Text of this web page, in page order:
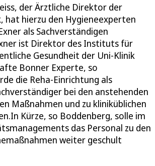
der Ärztliche Direktor der
hat hierzu den Hygieneexperten
als Sachverständigen
ist Direktor des Instituts für
Gesundheit der Uni-Klinik
Bonner Experte, so
die Reha-Einrichtung als
bei den anstehenden
Maßnahmen und zu kliniküblichen
Kürze, so Boddenberg, solle im
das Personal zu den
weiter geschult